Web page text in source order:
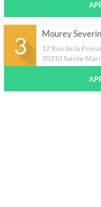
3 Mourey
12 Rue de la
70310Sainte-